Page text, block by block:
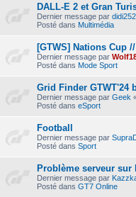
DALL-E 2 et Gran
Dernier message par
Posté dans Multimédia
[GTWS] Nations Cup
Dernier message par
Posté dans Mode Sport
Grid Finder GTWT'24
Dernier message par Geek
Posté dans eSport
Football
Dernier message par
Posté dans Sport
Problème serveur sur
Dernier message par
Posté dans GT7 Online